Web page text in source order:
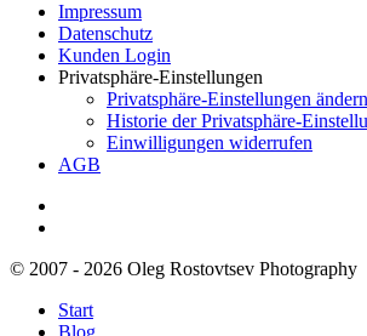
Impressum
Datenschutz
Kunden Login
Privatsphäre-Einstellungen
Privatsphäre-Einstellungen ändern
Historie der Privatsphäre-
Einwilligungen widerrufen
AGB
© 2007 - 2026 Oleg Rostovtsev Photography
Start